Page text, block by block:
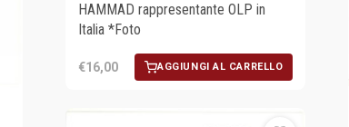
HAMMAD rappresentante OLP in
Italia *Foto
€16,00 AGGIUNGI AL CARRELLO